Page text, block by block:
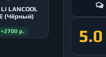
LANCOOL
(Чёрный)
+2700 р. 5.0